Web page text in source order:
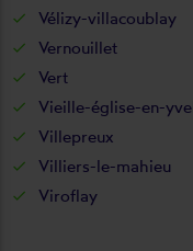
Vélizy-villacoublay
Vernouillet
Vert
Vieille-église-en-
Villepreux
Villiers-le-mahieu
Viroflay